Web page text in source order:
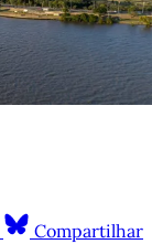
Compartilhar